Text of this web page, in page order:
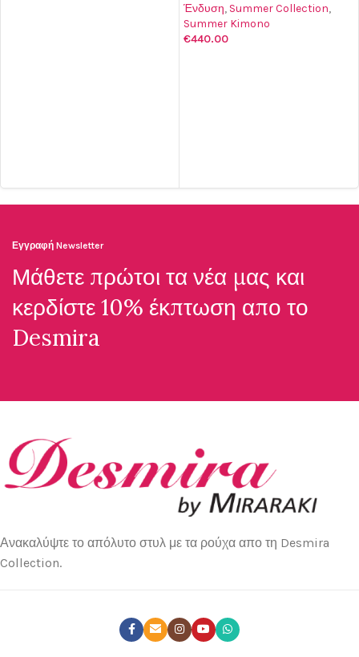
Ένδυση, Summer Collection,
Summer Kimono
€440.00
Εγγραφή Newsletter
Μάθετε πρώτοι τα νέα μας και
κερδίστε 10% έκπτωση απο το
Desmira
Ανακαλύψτε το απόλυτο στυλ με τα ρούχα απο τη Desmira
Collection.